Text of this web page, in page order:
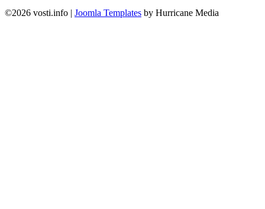
©2026 vosti.info | Joomla Templates by Hurricane Media